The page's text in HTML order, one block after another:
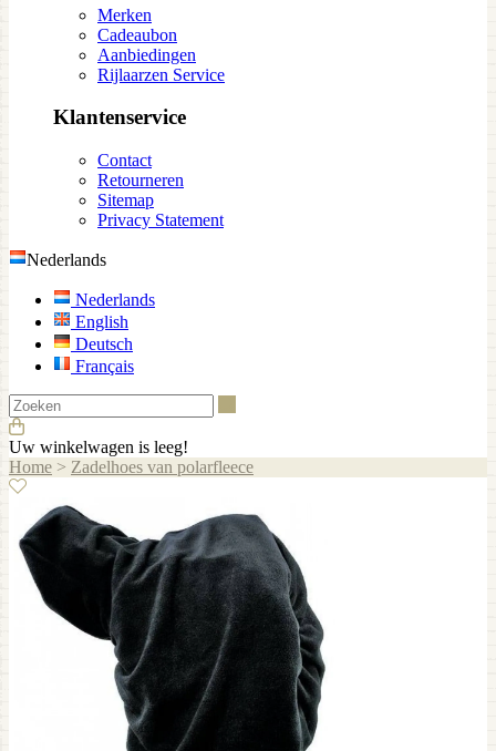
Merken
Cadeaubon
Aanbiedingen
Rijlaarzen Service
Klantenservice
Contact
Retourneren
Sitemap
Privacy Statement
Nederlands
Nederlands
English
Deutsch
Français
Uw winkelwagen is leeg!
Home > Zadelhoes van polarfleece